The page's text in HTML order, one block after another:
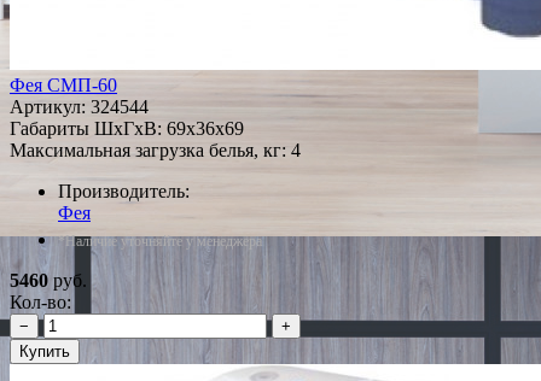
Фея СМП-60
Артикул: 324544
Габариты ШxГxВ: 69x36x69
Максимальная загрузка белья, кг: 4
Производитель:
Фея
*Наличие уточняйте у менеджера
5460 руб.
Кол-во:
−
+
Купить